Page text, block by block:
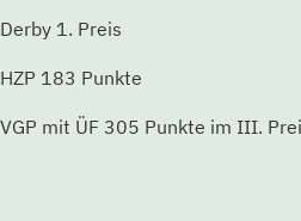
energetische Hündin. Sie besticht
ausgeprägten „Will to Please“ und
überschäumende Arbeitsfreude.
viel Leidenschaft und Mut bei der